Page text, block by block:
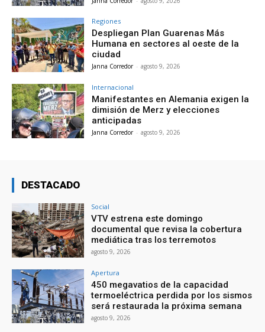
Regiones
Despliegan Plan Guarenas Más
Humana en sectores al oeste de la
ciudad
Janna Corredor - agosto 9, 2026
Internacional
Manifestantes en Alemania exigen la
dimisión de Merz y elecciones
anticipadas
Janna Corredor - agosto 9, 2026
DESTACADO
Social
VTV estrena este domingo
documental que revisa la cobertura
mediática tras los terremotos
agosto 9, 2026
Apertura
450 megavatios de la capacidad
termoeléctrica perdida por los sismos
será restaurada la próxima semana
agosto 9, 2026